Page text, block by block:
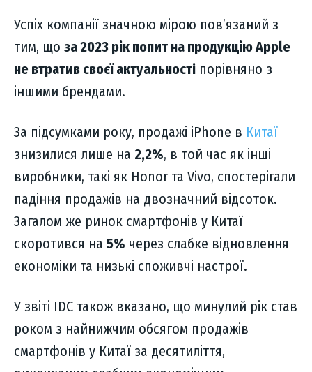
Успіх компанії значною мірою пов’язаний з
тим, що за 2023 рік попит на продукцію Apple
не втратив своєї актуальності порівняно з
іншими брендами.
За підсумками року, продажі iPhone в Китаї
знизилися лише на 2,2%, в той час як інші
виробники, такі як Honor та Vivo, спостерігали
падіння продажів на двозначний відсоток.
Загалом же ринок смартфонів у Китаї
скоротився на 5% через слабке відновлення
економіки та низькі споживчі настрої.
У звіті IDC також вказано, що минулий рік став
роком з найнижчим обсягом продажів
смартфонів у Китаї за десятиліття,